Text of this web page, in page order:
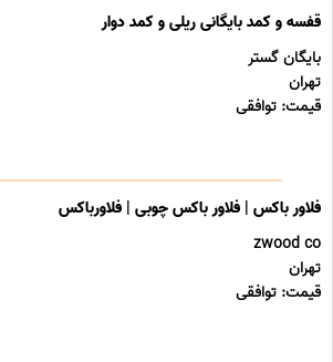
قفسه و کمد بایگانی ریلی و کمد دوار
بایگان گستر
تهران
قیمت: توافقی
فلاور باکس | فلاور باکس چوبی | فلاورباکس
zwood co
تهران
قیمت: توافقی